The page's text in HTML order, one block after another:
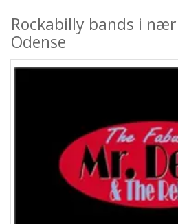
Rockabilly bands i
Odense